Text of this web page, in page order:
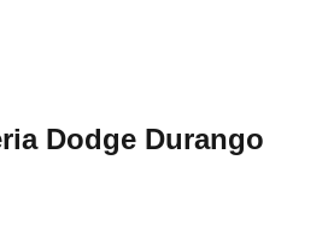
Dodge Durango